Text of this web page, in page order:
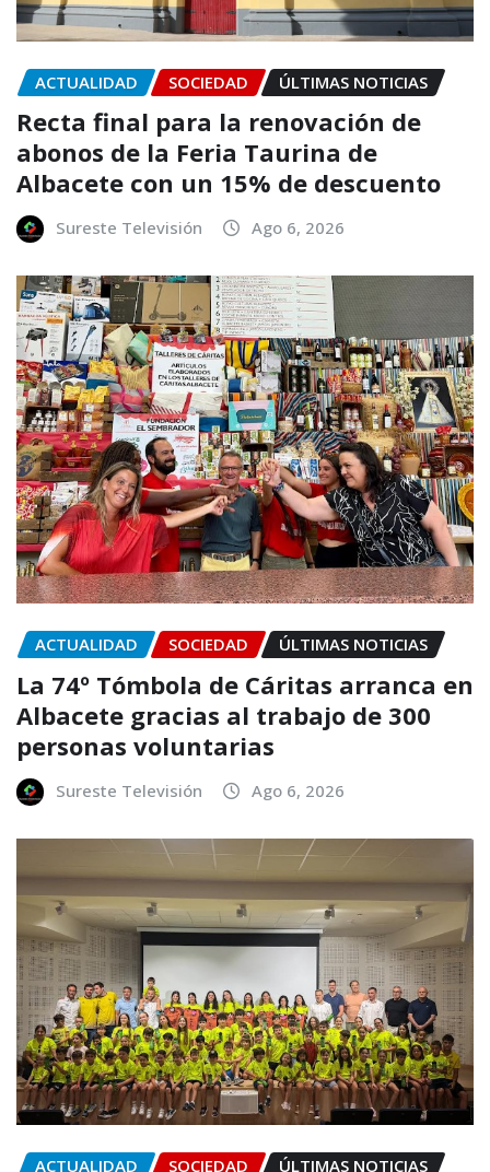
ACTUALIDAD SOCIEDAD ÚLTIMAS NOTICIAS
Recta final para la renovación de
abonos de la Feria Taurina de
Albacete con un 15% de descuento
Sureste Televisión Ago 6, 2026
ACTUALIDAD SOCIEDAD ÚLTIMAS NOTICIAS
La 74º Tómbola de Cáritas arranca en
Albacete gracias al trabajo de 300
personas voluntarias
Sureste Televisión Ago 6, 2026
ACTUALIDAD SOCIEDAD ÚLTIMAS NOTICIAS